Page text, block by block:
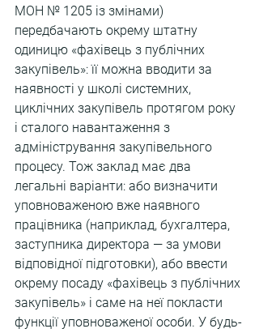
МОН № 1205 із змінами)
передбачають окрему штатну
одиницю «фахівець з публічних
закупівель»: її можна вводити за
наявності у школі системних,
циклічних закупівель протягом року
і сталого навантаження з
адміністрування закупівельного
процесу. Тож заклад має два
легальні варіанти: або визначити
уповноваженою вже наявного
працівника (наприклад, бухгалтера,
заступника директора — за умови
відповідної підготовки), або ввести
окрему посаду «фахівець з публічних
закупівель» і саме на неї покласти
функції уповноваженої особи. У будь-